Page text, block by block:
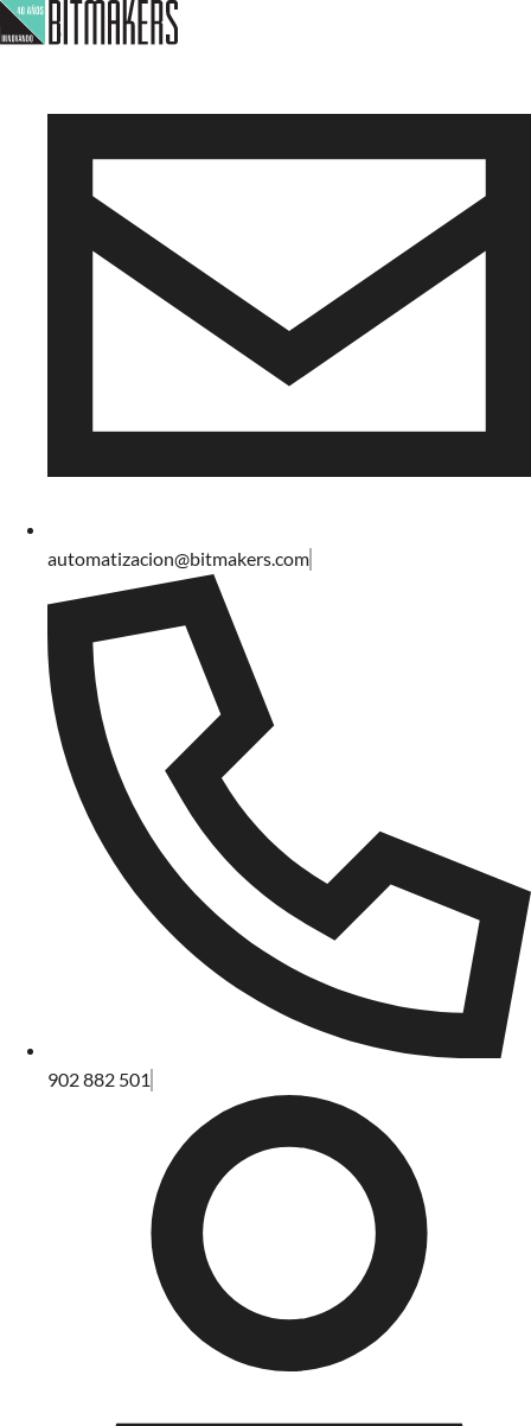
automatizacion@bitmakers.com
902 882 501